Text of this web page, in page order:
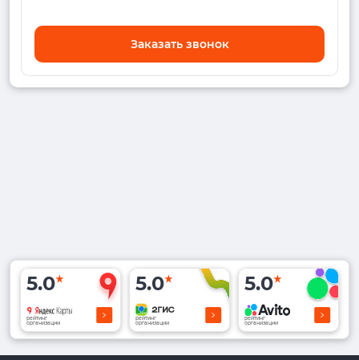
Заказать звонок
5.0
рейтинг
организации
5.0
рейтинг
организации
5.0
рейтинг
организации